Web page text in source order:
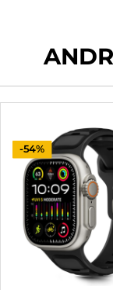
-54%